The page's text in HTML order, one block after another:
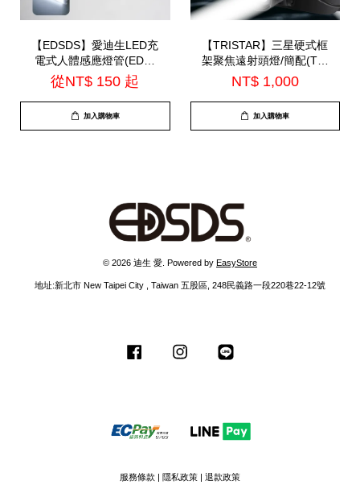
【EDSDS】愛迪生LED充
電式人體感應燈管(EDS-
G5020 / EDS-G3020 /
EDS-G2020)
從NT$ 150 起
加入購物車
【TRISTAR】三星硬式框
架聚焦遠射頭燈/簡配(TS-
K1146)
NT$ 1,000
加入購物車
© 2026 迪生 愛. Powered by EasyStore
地址:新北市 New Taipei City , Taiwan 五股區, 248民義路一段220巷22-12號
Facebook Instagram
服務條款 | 隱私政策 | 退款政策